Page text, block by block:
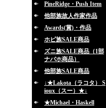
PineRidge・Push Item
他部族故人作家作品
Awards(賞)・作品
ホピ族SALE商品
ズニ族SALE商品（1部
ナバホ商品）
他部族SALE商品
↓★Lakota（ラコタ） S
ioux（スー）★↓
★Michael・Haskell